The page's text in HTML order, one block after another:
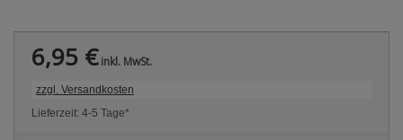
6,95 €inkl. MwSt.
zzgl. Versandkosten
Lieferzeit: 4-5 Tage*